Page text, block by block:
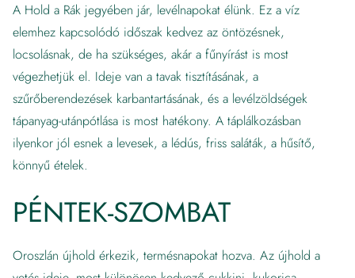
A Hold a Rák jegyében jár, levélnapokat élünk. Ez a víz
elemhez kapcsolódó időszak kedvez az öntözésnek,
locsolásnak, de ha szükséges, akár a fűnyírást is most
végezhetjük el. Ideje van a tavak tisztításának, a
szűrőberendezések karbantartásának, és a levélzöldségek
tápanyag-utánpótlása is most hatékony. A táplálkozásban
ilyenkor jól esnek a levesek, a lédús, friss saláták, a hűsítő,
könnyű ételek.
PÉNTEK-SZOMBAT
Oroszlán újhold érkezik, termésnapokat hozva. Az újhold a